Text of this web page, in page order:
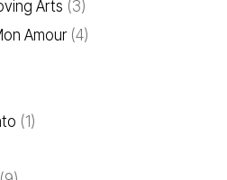
Arts (3)
Amour(4)
(1)